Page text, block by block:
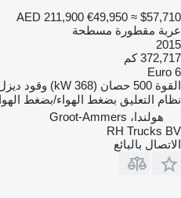
AED 211,900 €49,950 ≈ $57,710
عربة مقطورة مسطحة
2015
372,717 كم
Euro 6
القوة 500 حصان (368 kW) وقود
نظام التعليق بضغط الهواء/بضغط
هولندا، Groot-Ammers
RH Trucks BV
الاتصال بالبائع